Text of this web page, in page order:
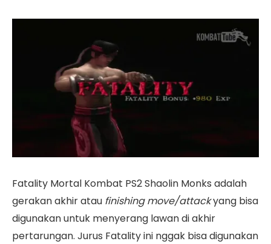
Fatality Mortal Kombat PS2 Shaolin Monks adalah
gerakan akhir atau finishing move/attackyang bisa
digunakan untuk menyerang lawan di akhir
pertarungan. Jurus Fatality ini nggak bisa digunakan